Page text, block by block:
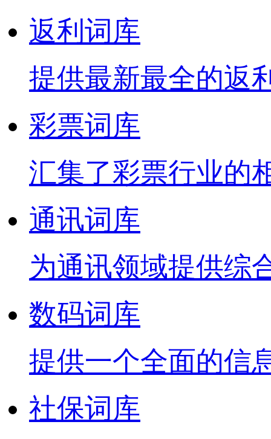
返利词库
提供最新最全的返
彩票词库
汇集了彩票行业的
通讯词库
为通讯领域提供综
数码词库
提供一个全面的信
社保词库